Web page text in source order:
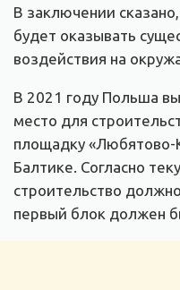
В заключении
будет оказывать
воздействия на
В 2021 году Польша
место для
площадку «Любятово-
Балтике. Согласно
строительство
первый блок должен